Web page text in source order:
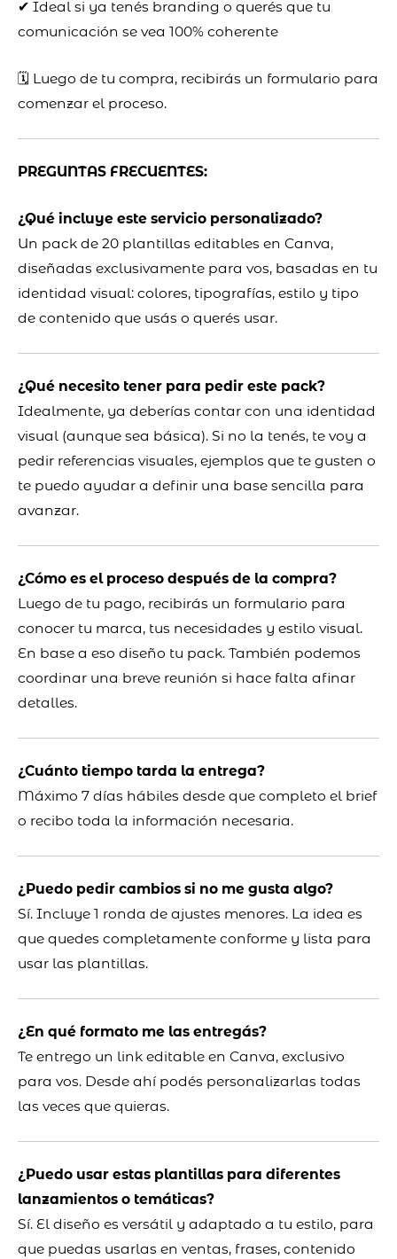
✔ Ideal si ya tenés branding o querés que tu
comunicación se vea 100% coherente
🗓️ Luego de tu compra, recibirás un formulario para
comenzar el proceso.
PREGUNTAS FRECUENTES:
¿Qué incluye este servicio personalizado?
Un pack de 20 plantillas editables en Canva,
diseñadas exclusivamente para vos, basadas en tu
identidad visual: colores, tipografías, estilo y tipo
de contenido que usás o querés usar.
¿Qué necesito tener para pedir este pack?
Idealmente, ya deberías contar con una identidad
visual (aunque sea básica). Si no la tenés, te voy a
pedir referencias visuales, ejemplos que te gusten o
te puedo ayudar a definir una base sencilla para
avanzar.
¿Cómo es el proceso después de la compra?
Luego de tu pago, recibirás un formulario para
conocer tu marca, tus necesidades y estilo visual.
En base a eso diseño tu pack. También podemos
coordinar una breve reunión si hace falta afinar
detalles.
¿Cuánto tiempo tarda la entrega?
Máximo 7 días hábiles desde que completo el brief
o recibo toda la información necesaria.
¿Puedo pedir cambios si no me gusta algo?
Sí. Incluye 1 ronda de ajustes menores. La idea es
que quedes completamente conforme y lista para
usar las plantillas.
¿En qué formato me las entregás?
Te entrego un link editable en Canva, exclusivo
para vos. Desde ahí podés personalizarlas todas
las veces que quieras.
¿Puedo usar estas plantillas para diferentes
lanzamientos o temáticas?
Sí. El diseño es versátil y adaptado a tu estilo, para
que puedas usarlas en ventas, frases, contenido